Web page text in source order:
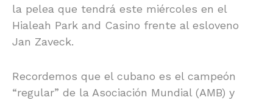
la pelea que tendrá este miércoles en el
Hialeah Park and Casino frente al esloveno
Jan Zaveck.
Recordemos que el cubano es el campeón
“regular” de la Asociación Mundial (AMB) y